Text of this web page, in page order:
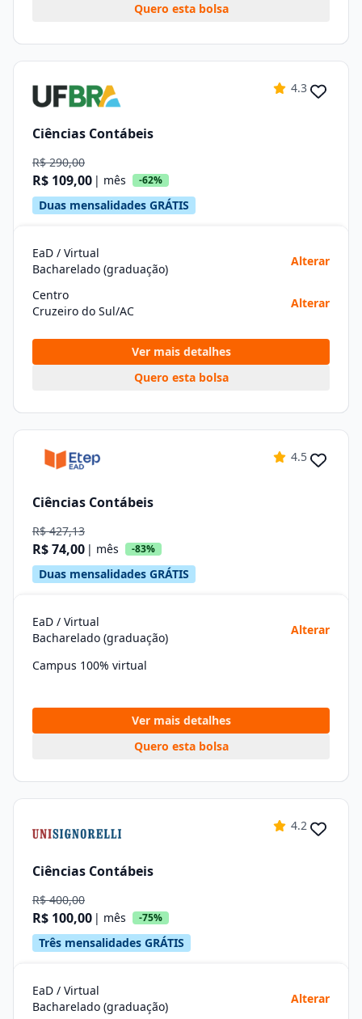
Quero esta bolsa
4.3
Ciências Contábeis
R$ 290,00
R$ 109,00 | mês -62%
Duas mensalidades GRÁTIS
EaD / Virtual
Bacharelado (graduação)
Alterar
Centro
Cruzeiro do Sul/AC
Alterar
Ver mais detalhes
Quero esta bolsa
4.5
Ciências Contábeis
R$ 427,13
R$ 74,00 | mês -83%
Duas mensalidades GRÁTIS
EaD / Virtual
Bacharelado (graduação)
Alterar
Campus 100% virtual
Ver mais detalhes
Quero esta bolsa
4.2
Ciências Contábeis
R$ 400,00
R$ 100,00 | mês -75%
Três mensalidades GRÁTIS
EaD / Virtual
Bacharelado (graduação)
Alterar